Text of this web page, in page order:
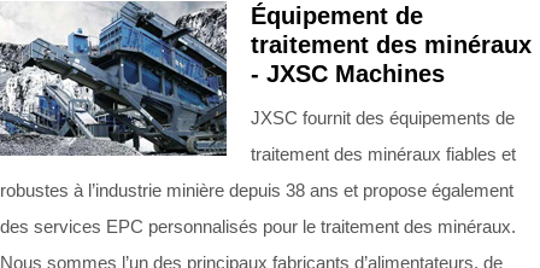
Équipement de
traitement des minéraux
- JXSC Machines
JXSC fournit des équipements de
traitement des minéraux fiables et
robustes à l’industrie minière depuis 38 ans et propose également
des services EPC personnalisés pour le traitement des minéraux.
Nous sommes l’un des principaux fabricants d’alimentateurs, de